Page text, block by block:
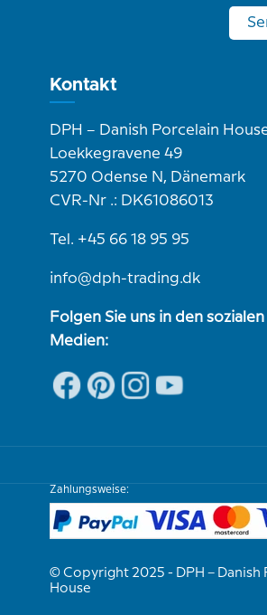
Kontakt
DPH – Danish Porcelain
Loekkegravene 49
5270 Odense N, Dänemark
CVR-Nr .: DK61086013
Tel. +45 66 18 95 95
info@dph-trading.dk
Folgen Sie uns in den sozialen
Medien:
Zahlungsweise:
© Copyright 2025 - DPH – Danish
House